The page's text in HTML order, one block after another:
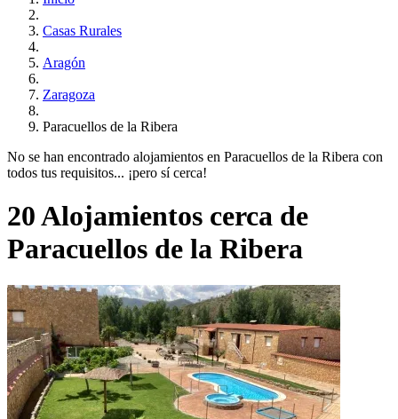
Casas Rurales
Aragón
Zaragoza
Paracuellos de la Ribera
No se han encontrado alojamientos en Paracuellos de la Ribera con
todos tus requisitos... ¡pero sí cerca!
20 Alojamientos cerca de
Paracuellos de la Ribera